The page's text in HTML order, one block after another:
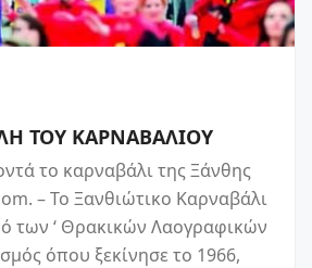
ΤΟΥ ΚΑΡΝΑΒΑΛΙΟΥ
το καρναβάλι της Ξάνθης
– Το Ξανθιώτικο Καρναβάλι
των ‘ Θρακικών Λαογραφικών
όπου ξεκίνησε το 1966,